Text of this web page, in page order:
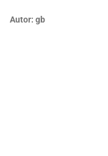
Autor: gb